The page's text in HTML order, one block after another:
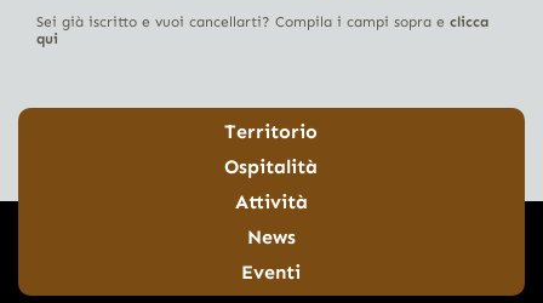
Sei già iscritto e vuoi cancellarti? Compila i campi sopra e clicca
qui
Territorio
Ospitalità
Attività
News
Eventi